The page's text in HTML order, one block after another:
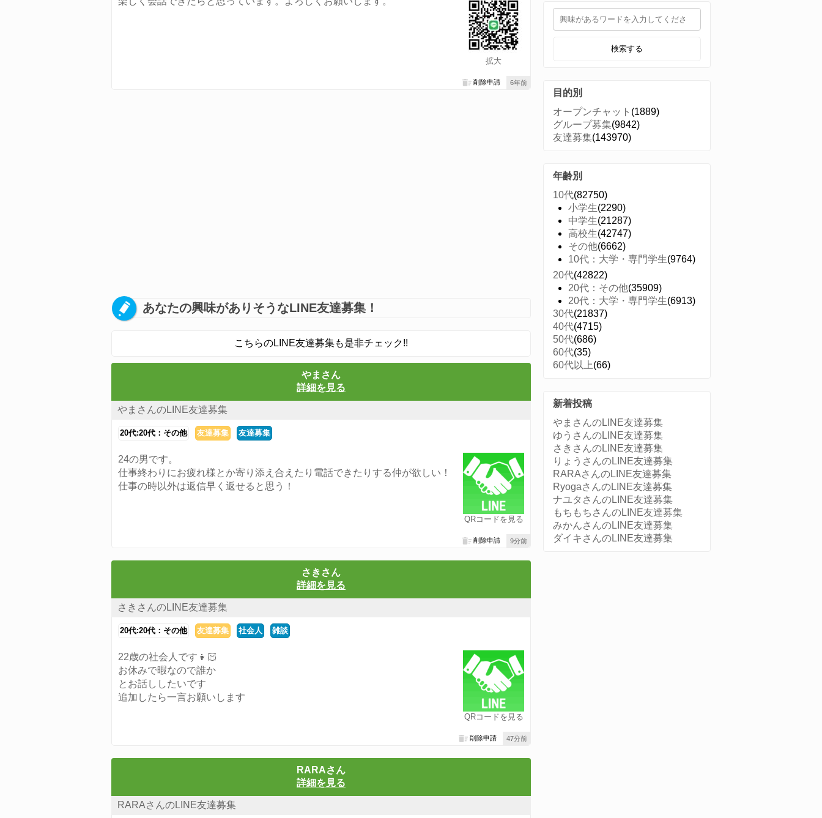
拡大
6年前
削除申請
あなたの興味がありそうなLINE友達募集！
こちらのLINE友達募集も是非チェック!!
やまさん
詳細を見る
やまさんのLINE友達募集
20代:20代：その他 友達募集 友達募集
QRコードを見る
24の男です。
仕事終わりにお疲れ様とか寄り添え合えたり電話できたりする仲が欲しい！
仕事の時以外は返信早く返せると思う！
9分前
削除申請
さきさん
詳細を見る
さきさんのLINE友達募集
20代:20代：その他 友達募集 社会人 雑談
QRコードを見る
22歳の社会人です👧🏻
お休みで暇なので誰か
とお話ししたいです
追加したら一言お願いします
47分前
削除申請
RARAさん
詳細を見る
RARAさんのLINE友達募集
検索する
目的別
オープンチャット (1889)
グループ募集(9842)
友達募集(143970)
年齢別
10代(82750)
小学生(2290)
中学生(21287)
高校生(42747)
その他(6662)
10代：大学・専門学生(9764)
20代(42822)
20代：その他(35909)
20代：大学・専門学生(6913)
30代(21837)
40代(4715)
50代(686)
60代(35)
60代以上(66)
新着投稿
やまさんのLINE友達募集
ゆうさんのLINE友達募集
さきさんのLINE友達募集
りょうさんのLINE友達募集
RARAさんのLINE友達募集
RyogaさんのLINE友達募集
ナユタさんのLINE友達募集
もちもちさんのLINE友達募集
みかんさんのLINE友達募集
ダイキさんのLINE友達募集